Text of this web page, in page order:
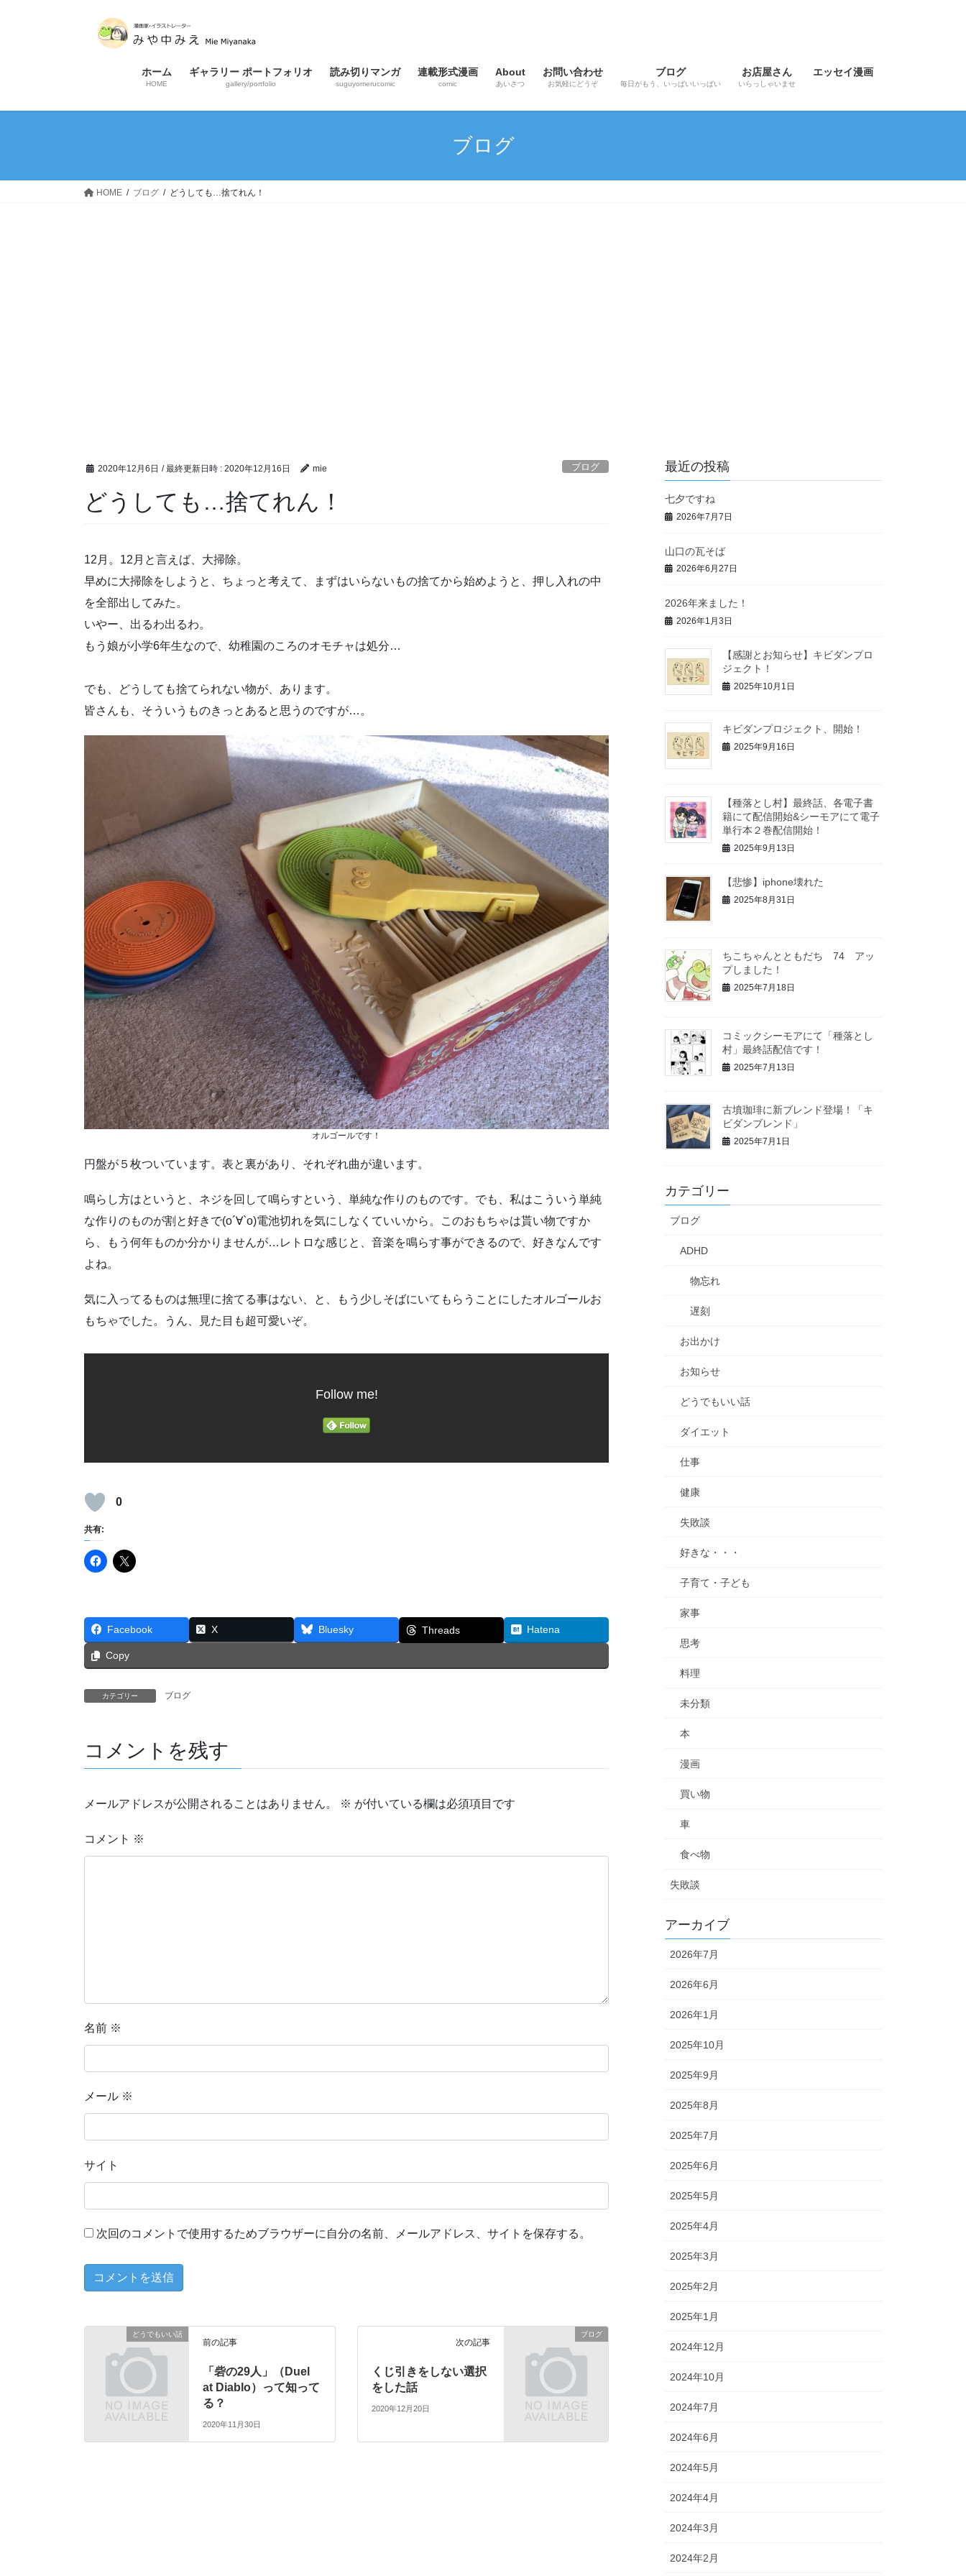
ス
ン
ホーム
HOME
ギャラリー ポートフォリオ
gallery/portfolio
読み切りマンガ
suguyomerucomic
連載形式漫画
comic
About
あいさつ
お問い合わせ
お気軽にどうぞ
ブログ
毎日がもう、いっぱいいっぱい
お店屋さん
いらっしゃいませ
エッセイ漫画
ブログ
HOME ブログ どうしても…捨てれん！
2020年12月6日 / 最終更新日時 : 2020年12月16日 mie ブログ
どうしても…捨てれん！
12月。12月と言えば、大掃除。
早めに大掃除をしようと、ちょっと考えて、まずはいらないもの捨てから始めようと、押し入れの中
を全部出してみた。
いやー、出るわ出るわ。
もう娘が小学6年生なので、幼稚園のころのオモチャは処分…
でも、どうしても捨てられない物が、あります。
皆さんも、そういうものきっとあると思うのですが…。
オルゴールです！
円盤が５枚ついています。表と裏があり、それぞれ曲が違います。
鳴らし方はというと、ネジを回して鳴らすという、単純な作りのものです。でも、私はこういう単純
な作りのものが割と好きで(о´∀`о)電池切れを気にしなくていいから。このおもちゃは貰い物ですか
ら、もう何年ものか分かりませんが…レトロな感じと、音楽を鳴らす事ができるので、好きなんです
よね。
気に入ってるものは無理に捨てる事はない、と、もう少しそばにいてもらうことにしたオルゴールお
もちゃでした。うん、見た目も超可愛いぞ。
Follow me!
0
共有:
Facebook X Bluesky Threads Hatena
Copy
カテゴリー ブログ
コメントを残す
メールアドレスが公開されることはありません。 ※ が付いている欄は必須項目です
コメント ※
名前 ※
メール ※
サイト
次回のコメントで使用するためブラウザーに自分の名前、メールアドレス、サイトを保存する。
どうでもいい話
前の記事
「砦の29人」（Duel
at Diablo）って知って
る？
2020年11月30日
ブログ
次の記事
くじ引きをしない選択
をした話
2020年12月20日
最近の投稿
七夕ですね
2026年7月7日
山口の瓦そば
2026年6月27日
2026年来ました！
2026年1月3日
【感謝とお知らせ】キビダンプロ
ジェクト！
2025年10月1日
キビダンプロジェクト、開始！
2025年9月16日
【種落とし村】最終話、各電子書
籍にて配信開始&シーモアにて電子
単行本２巻配信開始！
2025年9月13日
【悲惨】iphone壊れた
2025年8月31日
ちこちゃんとともだち 74 アッ
プしました！
2025年7月18日
コミックシーモアにて「種落とし
村」最終話配信です！
2025年7月13日
古墳珈琲に新ブレンド登場！「キ
ビダンブレンド」
2025年7月1日
カテゴリー
ブログ
ADHD
物忘れ
遅刻
お出かけ
お知らせ
どうでもいい話
ダイエット
仕事
健康
失敗談
好きな・・・
子育て・子ども
家事
思考
料理
未分類
本
漫画
買い物
車
食べ物
失敗談
アーカイブ
2026年7月
2026年6月
2026年1月
2025年10月
2025年9月
2025年8月
2025年7月
2025年6月
2025年5月
2025年4月
2025年3月
2025年2月
2025年1月
2024年12月
2024年10月
2024年7月
2024年6月
2024年5月
2024年4月
2024年3月
2024年2月